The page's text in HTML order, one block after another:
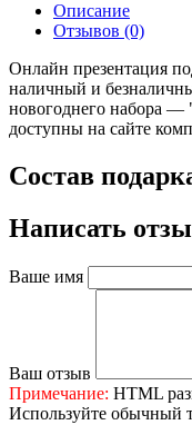
Описание
Отзывов (0)
Онлайн презентация
наличный и
новогоднего набора
доступны на сайте
Состав
Написать
Ваше имя
Ваш отзыв
Примечание: HTML
Используйте обычный